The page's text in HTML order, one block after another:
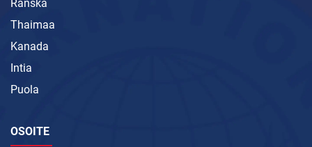
Ranska
Thaimaa
Kanada
Intia
Puola
OSOITE